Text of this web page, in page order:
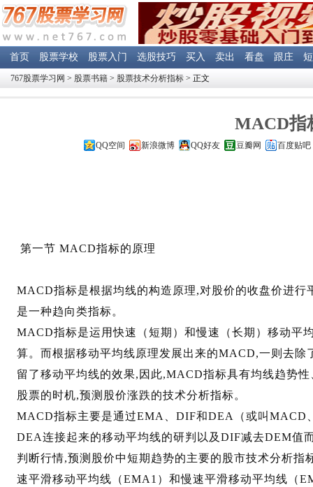
首页 股票学校 股票入门 选股技巧 买入 卖出 看盘 跟庄
767股票学习网 > 股票书籍 > 股票技术分析指标 > 正文
MACD指
QQ空间 新浪微博 QQ好友 豆瓣网 百度贴吧
第一节 MACD指标的原理
MACD指标是根据均线的构造原理,对股价的收盘价进
是一种趋向类指标。
MACD指标是运用快速（短期）和慢速（长期）移动平
算。而根据移动平均线原理发展出来的MACD,一则去
留了移动平均线的效果,因此,MACD指标具有均线趋势
股票的时机,预测股价涨跌的技术分析指标。
MACD指标主要是通过EMA、DIF和DEA（或叫MACD
DEA连接起来的移动平均线的研判以及DIF减去DEM值
判断行情,预测股价中短期趋势的主要的股市技术分析
速平滑移动平均线（EMA1）和慢速平滑移动平均线（